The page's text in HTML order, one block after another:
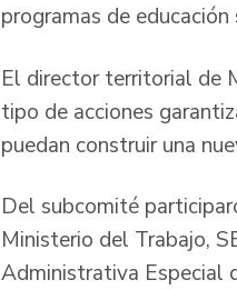
programas de educación
El director territorial de
tipo de acciones
puedan construir una
Del subcomité
Ministerio del Trabajo,
Administrativa Especial